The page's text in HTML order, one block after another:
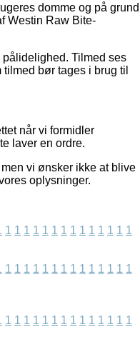
domme og på grund
Westin Raw Bite-
Tilmed ses
bør tages i brug til
når vi formidler
laver en ordre.
vi ønsker ikke at blive
oplysninger.
1 1 1 1 1 1 1 1 1 1 1 1 1 1
1 1 1 1 1 1 1 1 1 1 1 1 1 1
1 1 1 1 1 1 1 1 1 1 1 1 1 1